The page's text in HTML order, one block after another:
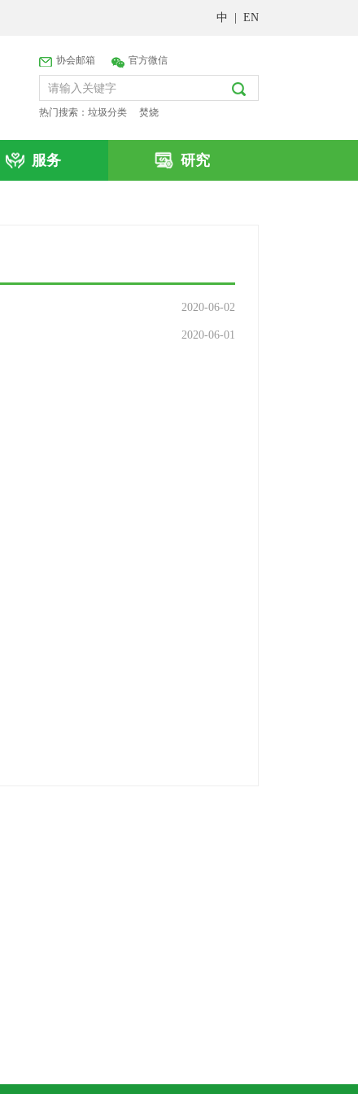
中 EN
协会邮箱 官方微信
热门搜索： 垃圾分类 焚烧
服务 研究
2020-06-02
2020-06-01